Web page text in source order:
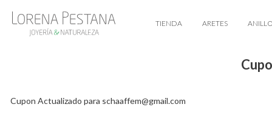
TIENDA ARETES
Cupon Actualizado para schaaffem@gmail.com